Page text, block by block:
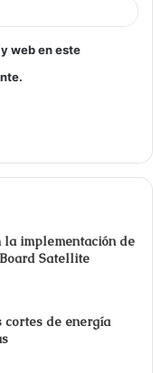
web en este
implementación de
Satellite
cortes de energía